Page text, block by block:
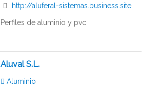
http://aluferal-sistemas.business.site
Perfiles de aluminio y pvc
Aluval S.L.
Aluminio